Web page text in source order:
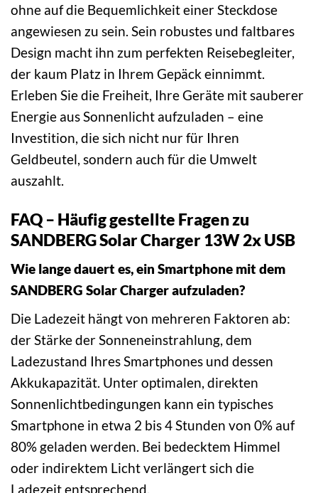
ohne auf die Bequemlichkeit einer Steckdose
angewiesen zu sein. Sein robustes und faltbares
Design macht ihn zum perfekten Reisebegleiter,
der kaum Platz in Ihrem Gepäck einnimmt.
Erleben Sie die Freiheit, Ihre Geräte mit sauberer
Energie aus Sonnenlicht aufzuladen – eine
Investition, die sich nicht nur für Ihren
Geldbeutel, sondern auch für die Umwelt
auszahlt.
FAQ – Häufig gestellte Fragen zu
SANDBERG Solar Charger 13W 2x USB
Wie lange dauert es, ein Smartphone mit dem
SANDBERG Solar Charger aufzuladen?
Die Ladezeit hängt von mehreren Faktoren ab:
der Stärke der Sonneneinstrahlung, dem
Ladezustand Ihres Smartphones und dessen
Akkukapazität. Unter optimalen, direkten
Sonnenlichtbedingungen kann ein typisches
Smartphone in etwa 2 bis 4 Stunden von 0% auf
80% geladen werden. Bei bedecktem Himmel
oder indirektem Licht verlängert sich die
Ladezeit entsprechend.